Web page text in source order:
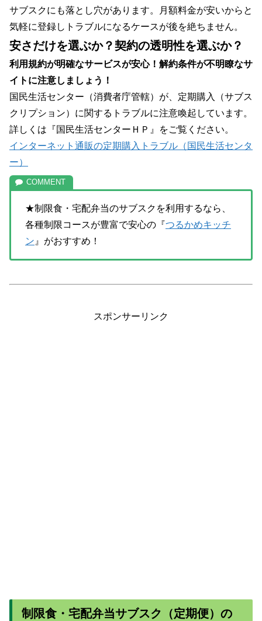
サブスクにも落とし穴があります。月額料金が安いからと
気軽に登録しトラブルになるケースが後を絶ちません。
安さだけを選ぶか？契約の透明性を選ぶか？
利用規約が明確なサービスが安心！解約条件が不明瞭なサ
イトに注意しましょう！
国民生活センター（消費者庁管轄）が、定期購入（サブス
クリプション）に関するトラブルに注意喚起しています。
詳しくは『国民生活センターＨＰ』をご覧ください。
インターネット通販の定期購入トラブル（国民生活センタ
ー）
★制限食・宅配弁当のサブスクを利用するなら、
各種制限コースが豊富で安心の『つるかめキッチ
ン 』がおすすめ！
スポンサーリンク
制限食・宅配弁当サブスク（定期便）の